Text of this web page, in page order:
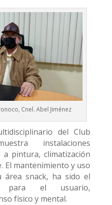
Cnel. Abel Jiménez
del Club
instalaciones
a pintura, climatización
El mantenimiento y uso
área snack, ha sido el
para el usuario,
físico y mental.